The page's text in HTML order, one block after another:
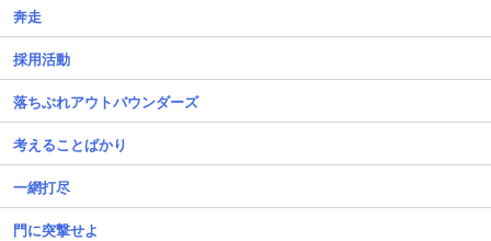
奔走
採用活動
落ちぶれアウトバウンダーズ
考えることばかり
一網打尽
門に突撃せよ